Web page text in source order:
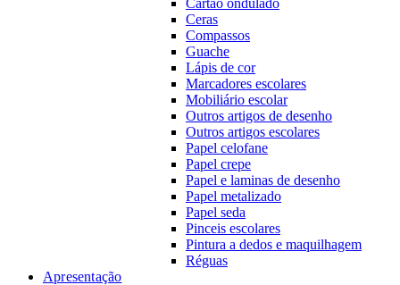
Cartão ondulado
Ceras
Compassos
Guache
Lápis de cor
Marcadores escolares
Mobiliário escolar
Outros artigos de desenho
Outros artigos escolares
Papel celofane
Papel crepe
Papel e laminas de desenho
Papel metalizado
Papel seda
Pinceis escolares
Pintura a dedos e maquilhagem
Réguas
Apresentação